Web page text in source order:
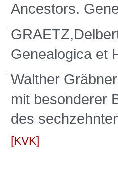
Ancestors.
Genealogica et
Walther
mit besonderer
des
KVK